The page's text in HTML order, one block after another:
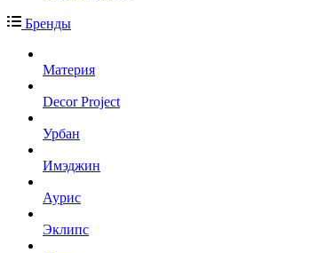
Бренды
Материя
Decor Project
Урбан
Имэджин
Аурис
Эклипс